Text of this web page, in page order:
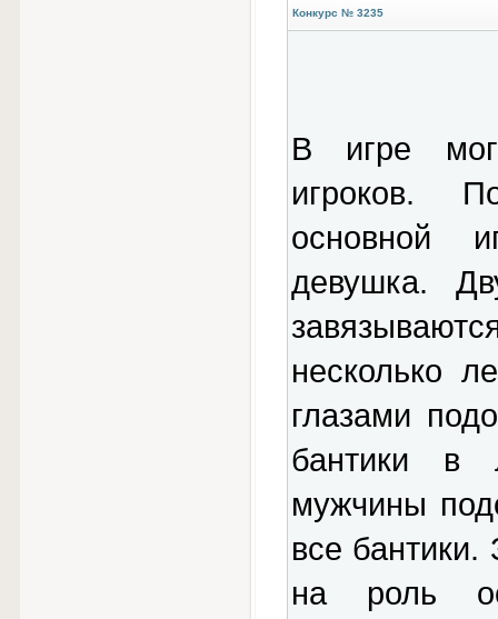
Конкурс № 3235
В игре
игроков.
основной
девушка.
несколько
глазами
бантики в
мужчины
все
на роль